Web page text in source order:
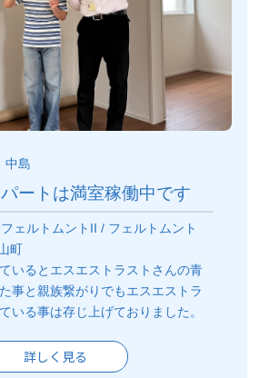
中島
ートは満室稼働中です
ェルトムントII / フェルトムント
町
いるとエスエストラストさんの青
事と親族繋がりでもエスエストラ
いる事は存じ上げておりました。
詳しく見る